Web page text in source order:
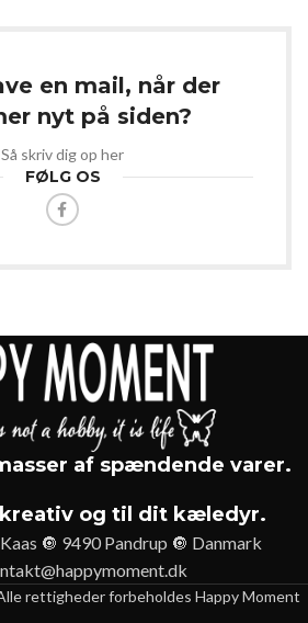
en mail, når der
nyt på siden?
Så skriv dig op her
FØLG OS
af spændende varer.
og til dit kæledyr.
🔘 9490 Pandrup 🔘 Danmark
rettigheder forbeholdes Happy Moment